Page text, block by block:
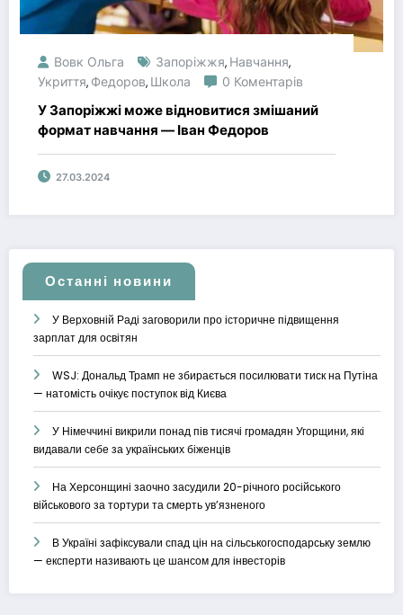
Вовк Ольга Запоріжжя, Навчання,
Укриття, Федоров, Школа 0 Коментарів
У Запоріжжі може відновитися змішаний
формат навчання — Іван Федоров
27.03.2024
Останні новини
У Верховній Раді заговорили про історичне підвищення
зарплат для освітян
WSJ: Дональд Трамп не збирається посилювати тиск на Путіна
— натомість очікує поступок від Києва
У Німеччині викрили понад пів тисячі громадян Угорщини, які
видавали себе за українських біженців
На Херсонщині заочно засудили 20-річного російського
військового за тортури та смерть ув’язненого
В Україні зафіксували спад цін на сільськогосподарську землю
— експерти називають це шансом для інвесторів